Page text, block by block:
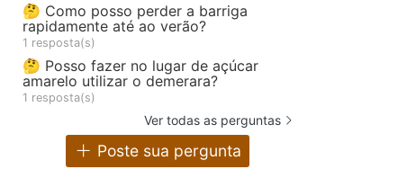
🤔 Como posso perder a barriga
rapidamente até ao verão?
1 resposta(s)
🤔 Posso fazer no lugar de açúcar
amarelo utilizar o demerara?
1 resposta(s)
Ver todas as perguntas
Poste sua pergunta